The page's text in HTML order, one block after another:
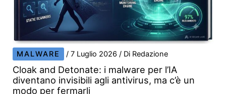
MALWARE /7 Luglio 2026/ Di Redazione
Cloak and Detonate: i malware per l’IA
diventano invisibili agli antivirus, ma c’è un
modo per fermarli